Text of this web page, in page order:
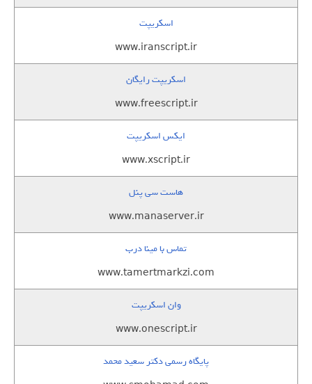
اسکریپت
www.iranscript.ir
اسکریپت رایگان
www.freescript.ir
ایکس اسکریپت
www.xscript.ir
هاست سی پنل
www.manaserver.ir
تماس با مینا درب
www.tamertmarkzi.com
وان اسکریپت
www.onescript.ir
پایگاه رسمی دکتر سعید محمد